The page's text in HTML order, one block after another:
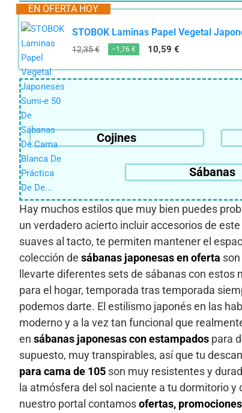
EN OFERTA HOY
STOBOK Laminas Papel Vegetal
12,35 € −1,76 € 10,59 €
Cojines
Sábanas
Hay muchos estilos que muy bien puedes
un verdadero acierto incluir accesorios de
suaves al tacto, te permiten mantener el
colección de sábanas japonesas en oferta
llevarte diferentes sets de sábanas con
para el hogar, temporada tras temporada
podemos darte. El estilismo japonés en las
moderno y a la vez tan funcional que
en sábanas japonesas con estampados para
supuesto, muy transpirables, así que tu
para cama de 105 son muy resistentes y
la atmósfera del sol naciente a tu dormitorio
nuestro portal contamosofertas,